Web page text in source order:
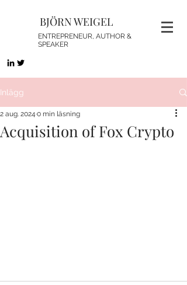
BJÖRN WEIGEL
ENTREPRENEUR, AUTHOR &
SPEAKER
Inlägg
Acquisition of Fox Crypto
2 aug. 2024 0 min läsning